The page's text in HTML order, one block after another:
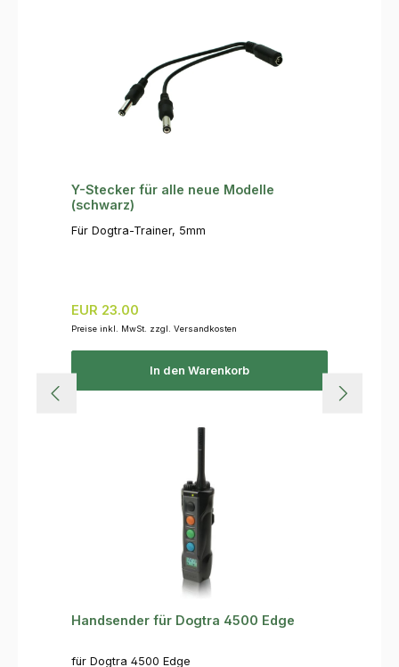
Y-Stecker für alle neue Modelle
(schwarz)
Für Dogtra-Trainer, 5mm
Regulärer Preis:
EUR 23.00
Preise inkl. MwSt. zzgl. Versandkosten
In den Warenkorb
Handsender für Dogtra 4500 Edge
für Dogtra 4500 Edge